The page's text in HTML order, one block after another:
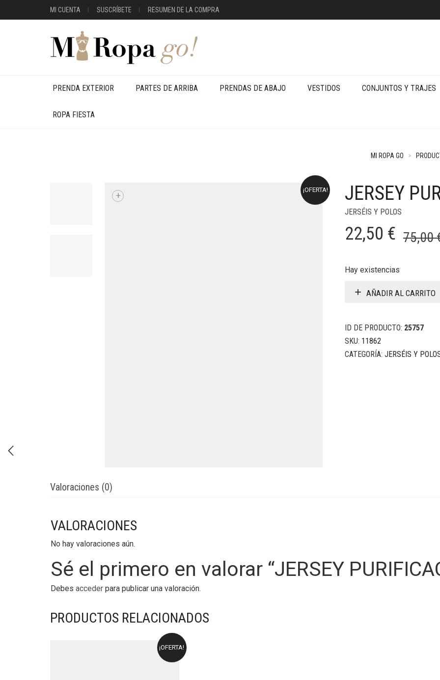
MI CUENTA SUSCRÍBETE RESUMEN DE LA COMPRA
PRENDA EXTERIOR PARTES DE ARRIBA PRENDAS DE ABAJO VESTIDOS CONJUNTOS Y TRAJES
ROPA FIESTA
MI ROPA GO >
¡OFERTA!
+ JERSEY
JERSÉIS Y POLOS
75,00
22,50 €
Hay existencias
AÑADIR AL CARRITO
ID DE PRODUCTO: 25757
SKU: 11862
CATEGORÍA: JERSÉIS Y
Valoraciones (0)
VALORACIONES
No hay valoraciones aún.
Sé el primero en valorar “JERSEY
Debes acceder para publicar una valoración.
PRODUCTOS RELACIONADOS
¡OFERTA!